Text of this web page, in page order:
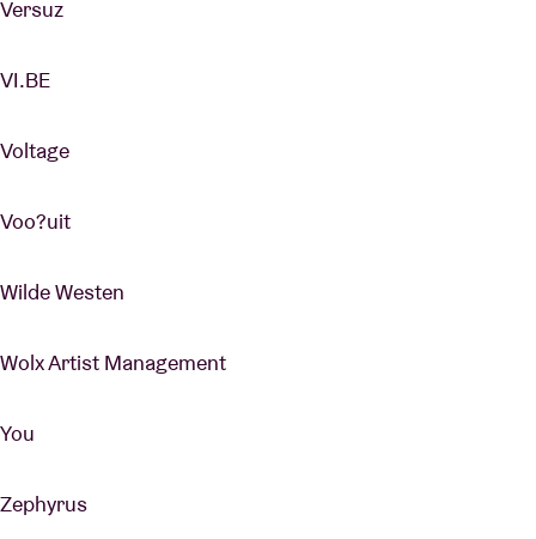
Versuz
VI.BE
Voltage
Voo?uit
Wilde Westen
Wolx Artist Management
You
Zephyrus